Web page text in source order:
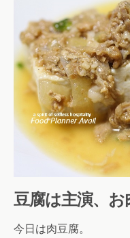
豆腐は主演、お
今日は肉豆腐。